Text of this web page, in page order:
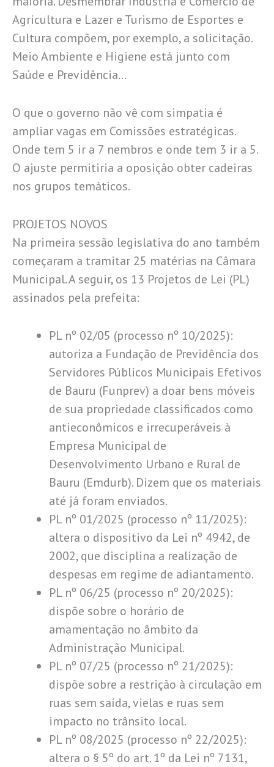
Agricultura e Lazer e Turismo de Esportes e
Cultura compõem, por exemplo, a solicitação.
Meio Ambiente e Higiene está junto com
Saúde e Previdência…
O que o governo não vê com simpatia é
ampliar vagas em Comissões estratégicas.
Onde tem 5 ir a 7 nembros e onde tem 3 ir a 5.
O ajuste permitiria a oposiçâo obter cadeiras
nos grupos temáticos.
PROJETOS NOVOS
Na primeira sessão legislativa do ano também
começaram a tramitar 25 matérias na Câmara
Municipal. A seguir, os 13 Projetos de Lei (PL)
assinados pela prefeita:
PL nº 02/05 (processo nº 10/2025):
autoriza a Fundação de Previdência dos
Servidores Públicos Municipais Efetivos
de Bauru (Funprev) a doar bens móveis
de sua propriedade classificados como
antieconômicos e irrecuperáveis à
Empresa Municipal de
Desenvolvimento Urbano e Rural de
Bauru (Emdurb). Dizem que os materiais
até já foram enviados.
PL nº 01/2025 (processo nº 11/2025):
altera o dispositivo da Lei nº 4942, de
2002, que disciplina a realização de
despesas em regime de adiantamento.
PL nº 06/25 (processo nº 20/2025):
dispõe sobre o horário de
amamentação no âmbito da
Administração Municipal.
PL nº 07/25 (processo nº 21/2025):
dispõe sobre a restrição à circulação em
ruas sem saída, vielas e ruas sem
impacto no trânsito local.
PL nº 08/2025 (processo nº 22/2025):
altera o § 5º do art. 1º da Lei nº 7131,